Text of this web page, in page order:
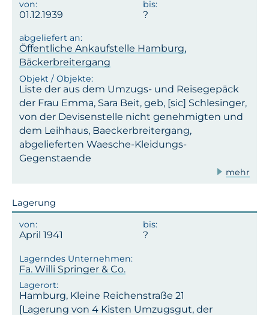
01.12.1939
Öffentliche Ankaufstelle Hamburg,
Bäckerbreitergang
Liste der aus dem Umzugs- und Reisegepäck
der Frau Emma, Sara Beit, geb, [sic] Schlesinger,
von der Devisenstelle nicht genehmigten und
dem Leihhaus, Baeckerbreitergang,
abgelieferten Waesche-Kleidungs-
Gegenstaende
mehr
Lagerung
April 1941
Fa. Willi Springer & Co.
Hamburg, Kleine Reichenstraße 21
[Lagerung von 4 Kisten Umzugsgut, der